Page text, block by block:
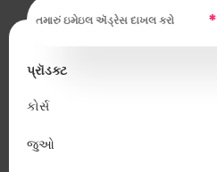
ઇમેઇલ ઍડ્રેસ આવશ્યક છે *
પ્રૉડક્ટ
કોર્સ
જુઓ